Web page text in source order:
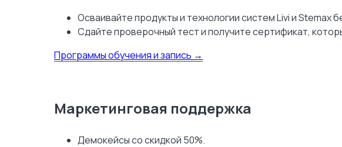
Осваивайте продукты и технологии систем Livi и Stemax
Сдайте проверочный тест и получите сертификат,
Программы обучения и запись →
Маркетинговая поддержка
Демокейсы со скидкой 50%.